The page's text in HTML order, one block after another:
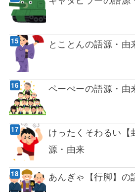
とことんの語源・由
ペーぺーの語源・由
けったくそわるい【
源・由来
あんぎゃ【行脚】の